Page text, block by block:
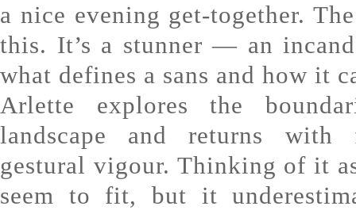
a nice evening get-together.
this. It’s a stunner — an
what defines a sans and how it
Arlette explores the
landscape and returns with
gestural vigour. Thinking of it
seem to fit, but it